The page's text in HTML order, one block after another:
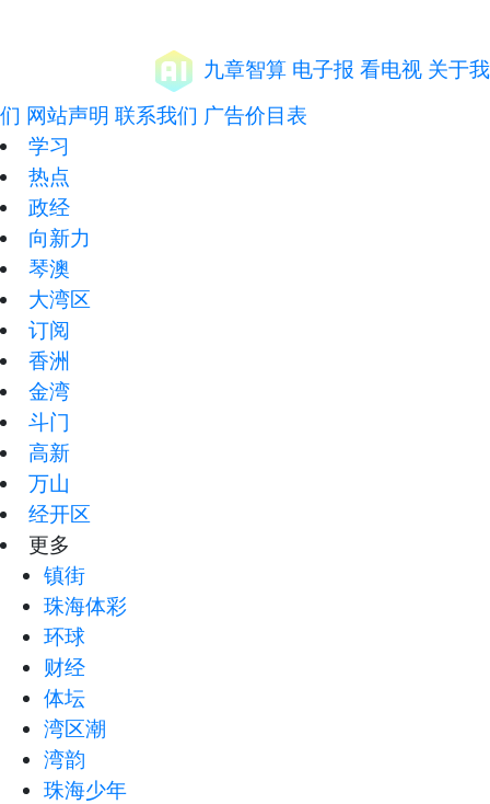
九章智算 电子报 看电视 关于我
们 网站声明 联系我们 广告价目表
学习
热点
政经
向新力
琴澳
大湾区
订阅
香洲
金湾
斗门
高新
万山
经开区
更多
镇街
珠海体彩
环球
财经
体坛
湾区潮
湾韵
珠海少年